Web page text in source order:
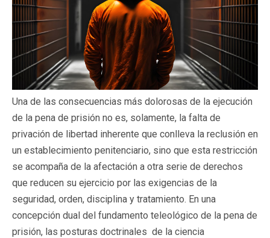
Una de las consecuencias más dolorosas de la ejecución
de la pena de prisión no es, solamente, la falta de
privación de libertad inherente que conlleva la reclusión en
un establecimiento penitenciario, sino que esta restricción
se acompaña de la afectación a otra serie de derechos
que reducen su ejercicio por las exigencias de la
seguridad, orden, disciplina y tratamiento. En una
concepción dual del fundamento teleológico de la pena de
prisión, las posturas doctrinales de la ciencia